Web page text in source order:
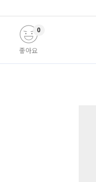
좋아요
0